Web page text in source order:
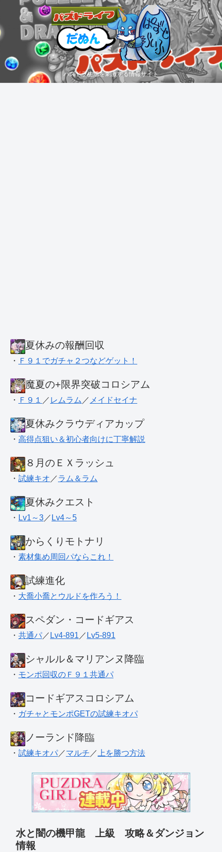
パズドラ生活を刺激する情報サイト
夏休みの報酬回収
・ Ｆ９１でガチャ２つなどゲット！
魔夏の+限界突破コロシアム
・ Ｆ９１ ／ レムラム ／ メイドセイナ
夏休みクラウディアカップ
・ 高得点狙い＆初心者向けに丁寧解説
８月のＥＸラッシュ
・ 試練キオ ／ラム＆ラム
夏休みクエスト
・ Lv1～3 ／ Lv4～5
からくりモトナリ
・ 素材集め周回パならこれ！
試練進化
・ 大喬小喬とウルドを作ろう！
スペダン・コードギアス
・ 共通パ ／ Lv4-891 ／ Lv5-891
シャルル＆マリアンヌ降臨
・ モンポ回収のＦ９１共通パ
コードギアスコロシアム
・ ガチャとモンポGETの試練キオパ
ノーランド降臨
・ 試練キオパ ／マルチ ／ 上を勝つ方法
水と闇の機甲龍 上級 攻略＆ダンジョン
情報